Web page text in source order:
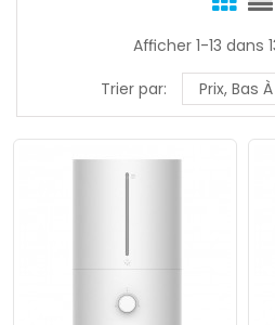
Afficher 1-13 dans
Trier par:
Prix, Bas